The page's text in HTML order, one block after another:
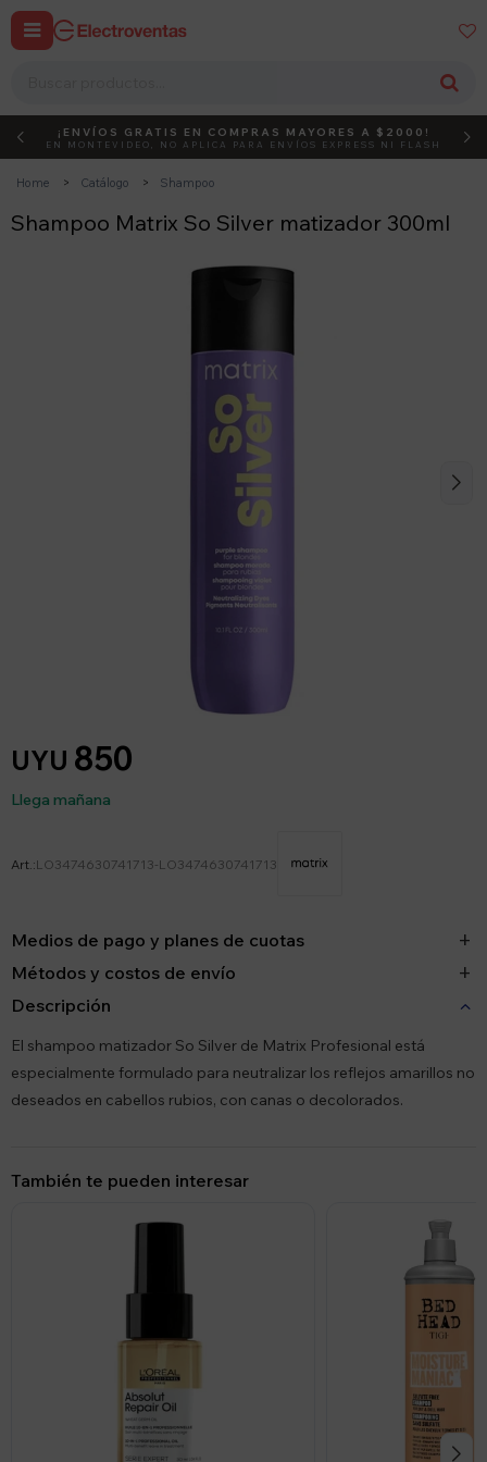
 
DEBUT ACTIVÁ EL CÓDIGO
¡ENVÍOS GRATIS EN COMPRAS MAYORES A $2000!
EN MONTEVIDEO, NO APLICA PARA ENVÍOS EXPRESS NI FLASH
Home Catálogo Shampoo
Shampoo Matrix So Silver matizador 300ml
UYU 850
Llega mañana
LO3474630741713-LO3474630741713
Medios de pago y planes de cuotas
Métodos y costos de envío
Descripción
El shampoo matizador So Silver de Matrix Profesional está
especialmente formulado para neutralizar los reflejos amarillos no
deseados en cabellos rubios, con canas o decolorados.
También te pueden interesar